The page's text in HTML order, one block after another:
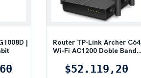
|
Router TP-Link Archer C64
Wi-Fi AC1200 Doble Banda
$52.119,20